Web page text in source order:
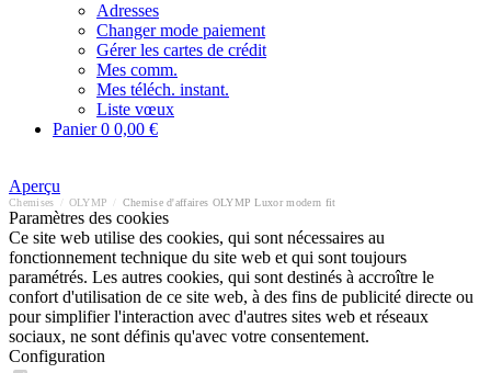
Adresses
Changer mode paiement
Gérer les cartes de crédit
Mes comm.
Mes téléch. instant.
Liste vœux
Panier0 0,00 €
Aperçu
Chemises OLYMP Chemise d'affaires OLYMP Luxor modern fit
Paramètres des cookies
Ce site web utilise des cookies, qui sont nécessaires au
fonctionnement technique du site web et qui sont toujours
paramétrés. Les autres cookies, qui sont destinés à accroître le
confort d'utilisation de ce site web, à des fins de publicité directe ou
pour simplifier l'interaction avec d'autres sites web et réseaux
sociaux, ne sont définis qu'avec votre consentement.
Configuration